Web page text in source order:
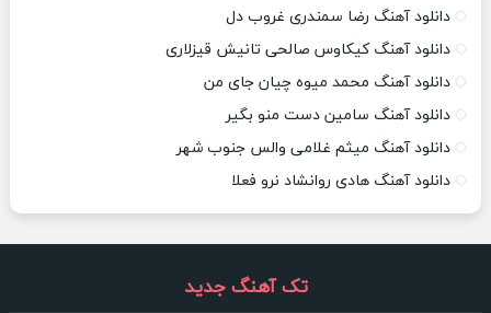
دانلود آهنگ رضا سمندری غروب دل
دانلود آهنگ کیکاوس صالحی تانیش قیزلاری
دانلود آهنگ محمد میوه چیان جای من
دانلود آهنگ سامین دست منو بگیر
دانلود آهنگ میثم غلامی والس جنوب شهر
دانلود آهنگ هادی روانشاد نرو فعلا
تک آهنگ جدید